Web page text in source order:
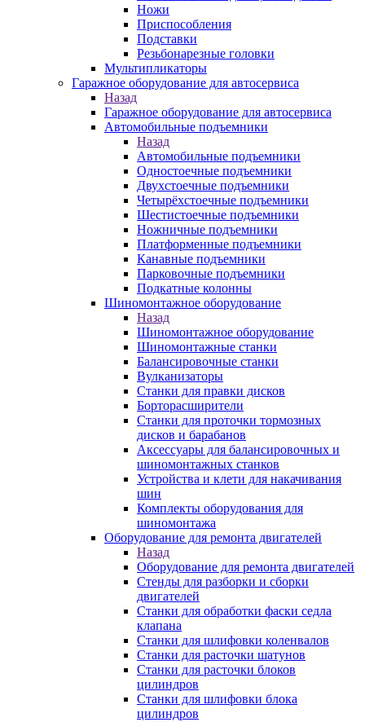
Ножи
Приспособления
Подставки
Резьбонарезные головки
Мультипликаторы
Гаражное оборудование для автосервиса
Назад
Гаражное оборудование для автосервиса
Автомобильные подъемники
Назад
Автомобильные подъемники
Одностоечные подъемники
Двухстоечные подъемники
Четырёхстоечные подъемники
Шестистоечные подъемники
Ножничные подъемники
Платформенные подъемники
Канавные подъемники
Парковочные подъемники
Подкатные колонны
Шиномонтажное оборудование
Назад
Шиномонтажное оборудование
Шиномонтажные станки
Балансировочные станки
Вулканизаторы
Станки для правки дисков
Борторасширители
Станки для проточки тормозных
дисков и барабанов
Аксессуары для балансировочных и
шиномонтажных станков
Устройства и клети для накачивания
шин
Комплекты оборудования для
шиномонтажа
Оборудование для ремонта двигателей
Назад
Оборудование для ремонта двигателей
Стенды для разборки и сборки
двигателей
Станки для обработки фаски седла
клапана
Станки для шлифовки коленвалов
Станки для расточки шатунов
Станки для расточки блоков
цилиндров
Станки для шлифовки блока
цилиндров